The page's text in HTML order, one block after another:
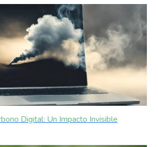
Digital: Un Impacto Invisible